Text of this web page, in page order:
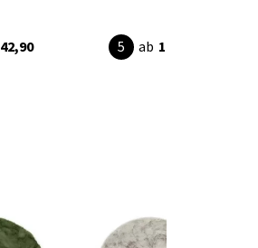
42,90 ab 19,95